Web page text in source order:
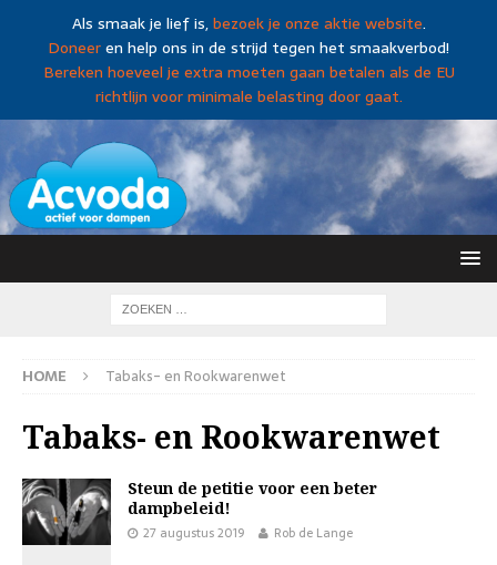
Als smaak je lief is,bezoek je onze aktie website.
Doneeren help ons in de strijd tegen het smaakverbod!
Bereken hoeveel je extra moeten gaan betalen als de EU
richtlijn voor minimale belasting door gaat.
HOME Tabaks- en Rookwarenwet
Tabaks- en Rookwarenwet
Steun de petitie voor een beter
dampbeleid!
27 augustus 2019 Rob de Lange